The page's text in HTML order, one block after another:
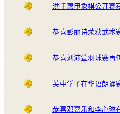
洪千惠甲象棋公开赛
恭喜彭丽诗荣获武术
恭喜刘沛萱羽球赛再
芙中学子在华语朗诵
恭喜邓嘉乐和李心琳